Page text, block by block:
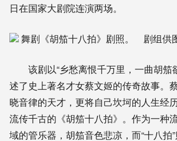
日在国家大剧院连演两场。
舞剧《胡笳十八拍》剧照。 剧组供
该剧以“乡愁离恨千万里，一曲胡笳
述了史上著名才女蔡文姬的传奇故事。
晓音律的天才，更将自己坎坷的人生经
流传千古的《胡笳十八拍》。作为一种
域的管乐器，胡笳音色悲凉，而“十八拍